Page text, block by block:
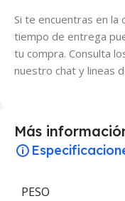
Si te encuentras en la
tiempo de entrega
tu compra. Consulta
nuestro chat y lineas
Más
PESO